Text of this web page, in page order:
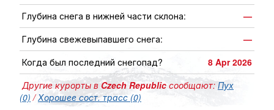
Глубина снега в нижней части склона:
—
Глубина свежевыпавшего снега:
—
Когда был последний снегопад?
8 Apr 2026
Другие курорты вCzech Republic сообщают: Пух
(0) /Хорошее сост. трасс (0)